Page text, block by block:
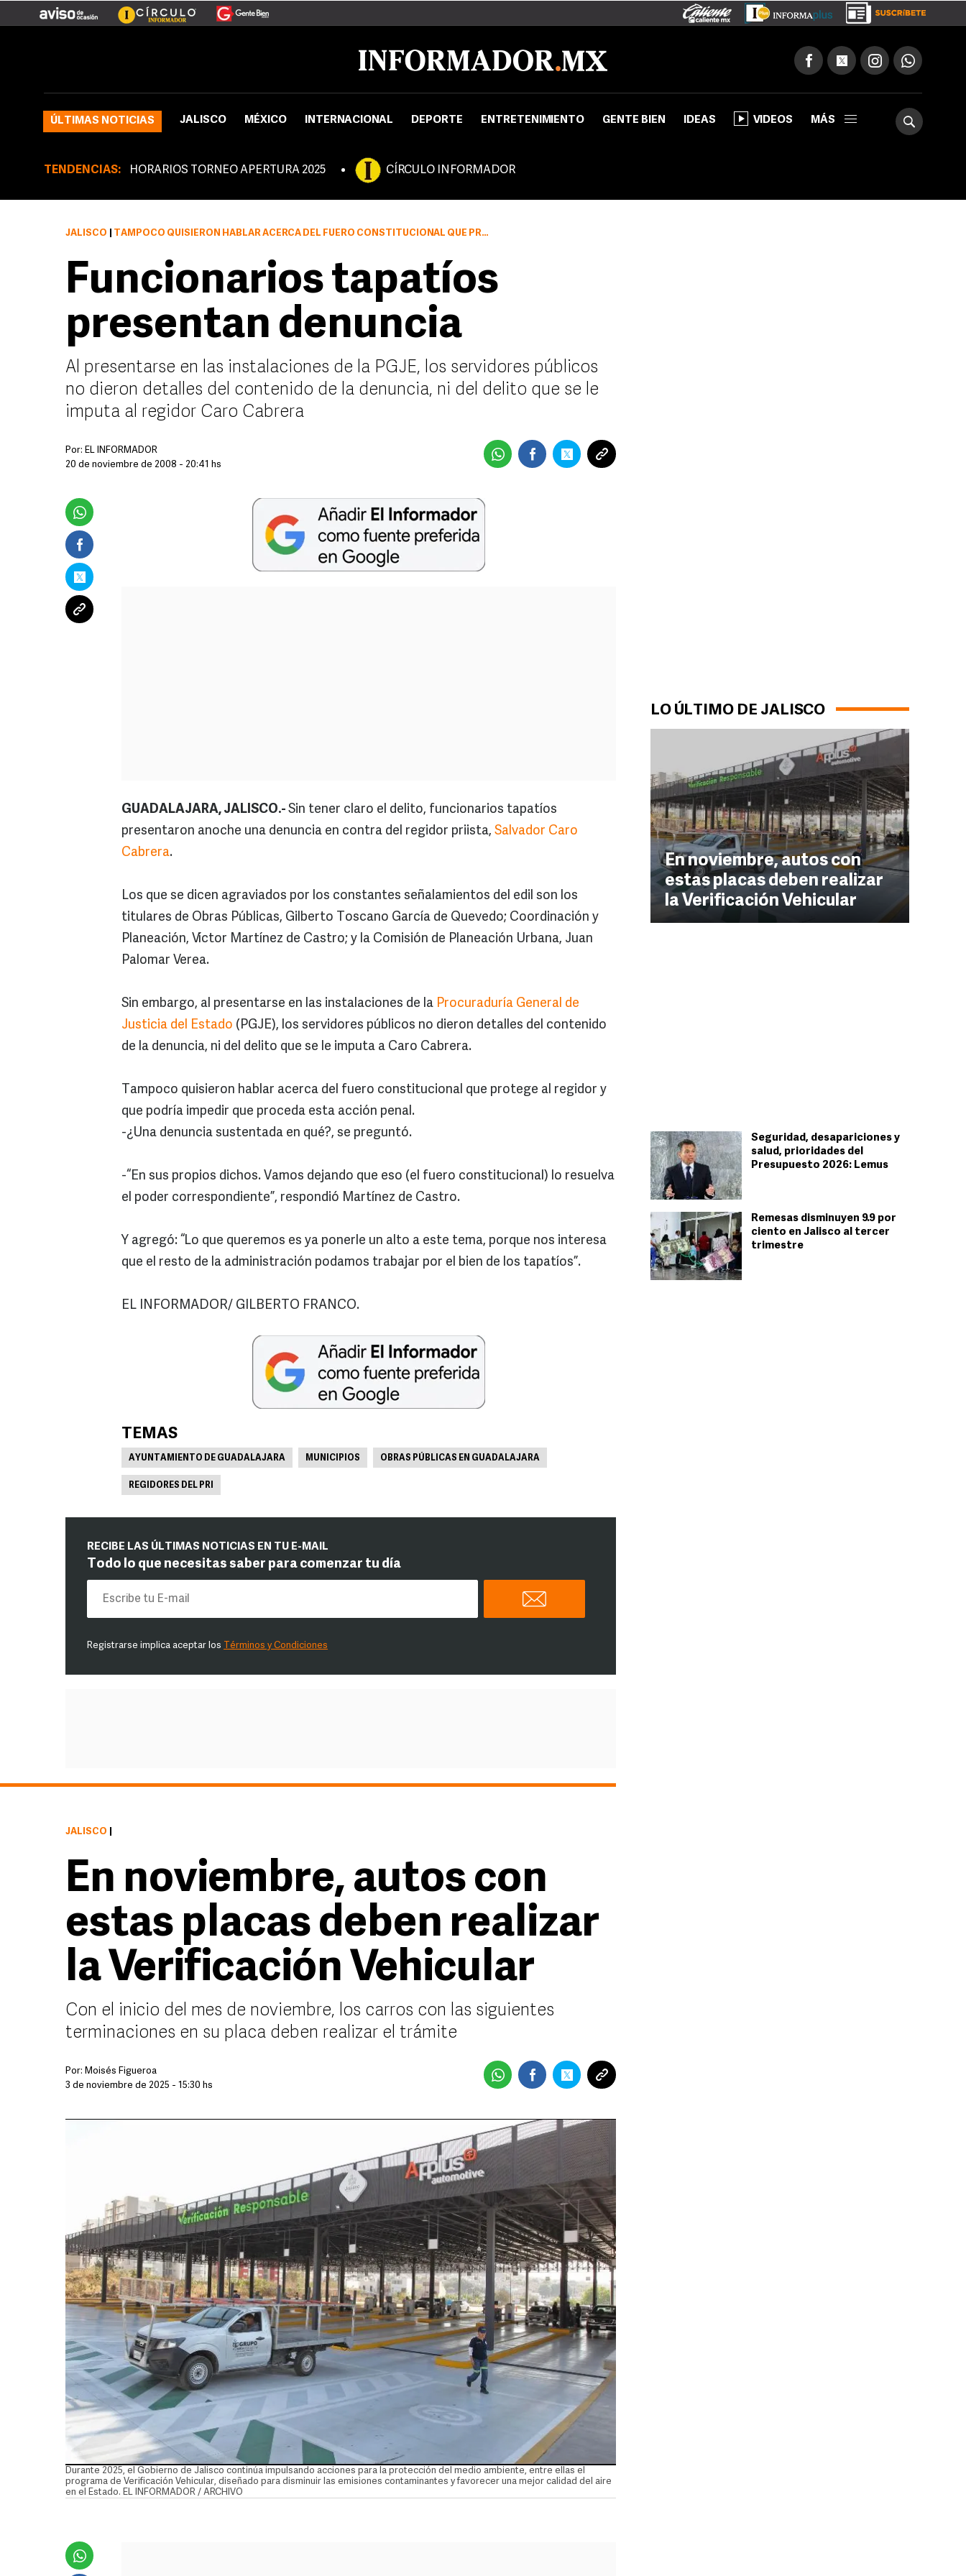
ÚLTIMAS NOTICIAS JALISCO MÉXICO INTERNACIONAL DEPORTE ENTRETENIMIENTO GENTE BIEN IDEAS VIDEOS MÁS
TENDENCIAS: HORARIOS TORNEO APERTURA 2025 CÍRCULO INFORMADOR
LO ÚLTIMO DE JALISCO
En noviembre, autos con
estas placas deben realizar
la Verificación Vehicular
Seguridad, desapariciones y
salud, prioridades del
Presupuesto 2026: Lemus
Remesas disminuyen 9.9 por
ciento en Jalisco al tercer
trimestre
JALISCO TAMPOCO QUISIERON HABLAR ACERCA DEL FUERO CONSTITUCIONAL QUE PROTEGE AL REGIDOR Y QUE PODRÍA IMPEDIR QUE PROCEDA ESTA ACCIÓN
Funcionarios tapatíos
presentan denuncia
Al presentarse en las instalaciones de la PGJE, los servidores públicos
no dieron detalles del contenido de la denuncia, ni del delito que se le
imputa al regidor Caro Cabrera
Por: EL INFORMADOR
20 de noviembre de 2008 - 20:41 hs
GUADALAJARA, JALISCO.- Sin tener claro el delito, funcionarios tapatíos
presentaron anoche una denuncia en contra del regidor priista, Salvador Caro
Cabrera.
Los que se dicen agraviados por los constantes señalamientos del edil son los
titulares de Obras Públicas, Gilberto Toscano García de Quevedo; Coordinación y
Planeación, Víctor Martínez de Castro; y la Comisión de Planeación Urbana, Juan
Palomar Verea.
Sin embargo, al presentarse en las instalaciones de la Procuraduría General de
Justicia del Estado (PGJE), los servidores públicos no dieron detalles del contenido
de la denuncia, ni del delito que se le imputa a Caro Cabrera.
Tampoco quisieron hablar acerca del fuero constitucional que protege al regidor y
que podría impedir que proceda esta acción penal.
-¿Una denuncia sustentada en qué?, se preguntó.
-“En sus propios dichos. Vamos dejando que eso (el fuero constitucional) lo resuelva
el poder correspondiente”, respondió Martínez de Castro.
Y agregó: “Lo que queremos es ya ponerle un alto a este tema, porque nos interesa
que el resto de la administración podamos trabajar por el bien de los tapatíos”.
EL INFORMADOR/ GILBERTO FRANCO.
TEMAS
AYUNTAMIENTO DE GUADALAJARA MUNICIPIOS OBRAS PÚBLICAS EN GUADALAJARA
REGIDORES DEL PRI
RECIBE LAS ÚLTIMAS NOTICIAS EN TU E-MAIL
Todo lo que necesitas saber para comenzar tu día
Registrarse implica aceptar los Términos y Condiciones
JALISCO
En noviembre, autos con
estas placas deben realizar
la Verificación Vehicular
Con el inicio del mes de noviembre, los carros con las siguientes
terminaciones en su placa deben realizar el trámite
Por: Moisés Figueroa
3 de noviembre de 2025 - 15:30 hs
Durante 2025, el Gobierno de Jalisco continúa impulsando acciones para la protección del medio ambiente, entre ellas el
programa de Verificación Vehicular, diseñado para disminuir las emisiones contaminantes y favorecer una mejor calidad del aire
en el Estado. EL INFORMADOR / ARCHIVO